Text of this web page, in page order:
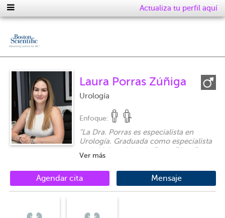
Actualiza tu perfil aquí
Laura Porras Zúñiga
Urología
Enfoque:
"La Dra. Porras es especialista en
Urología. Graduada como especialista
en la Universidad de Costa Rica. Su
práctica está enfocada en el manejo
urinaria, cálculos renales,
incontinencia e infecciones urinarias,
urológico, entre otras.
Ver más
Agendar cita Mensaje